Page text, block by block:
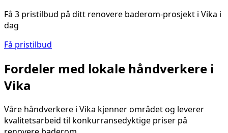
Få 3 pristilbud på ditt renovere baderom-prosjekt i Vika i
dag
Få pristilbud
Fordeler med lokale håndverkere i
Vika
Våre håndverkere i Vika kjenner området og leverer
kvalitetsarbeid til konkurransedyktige priser på